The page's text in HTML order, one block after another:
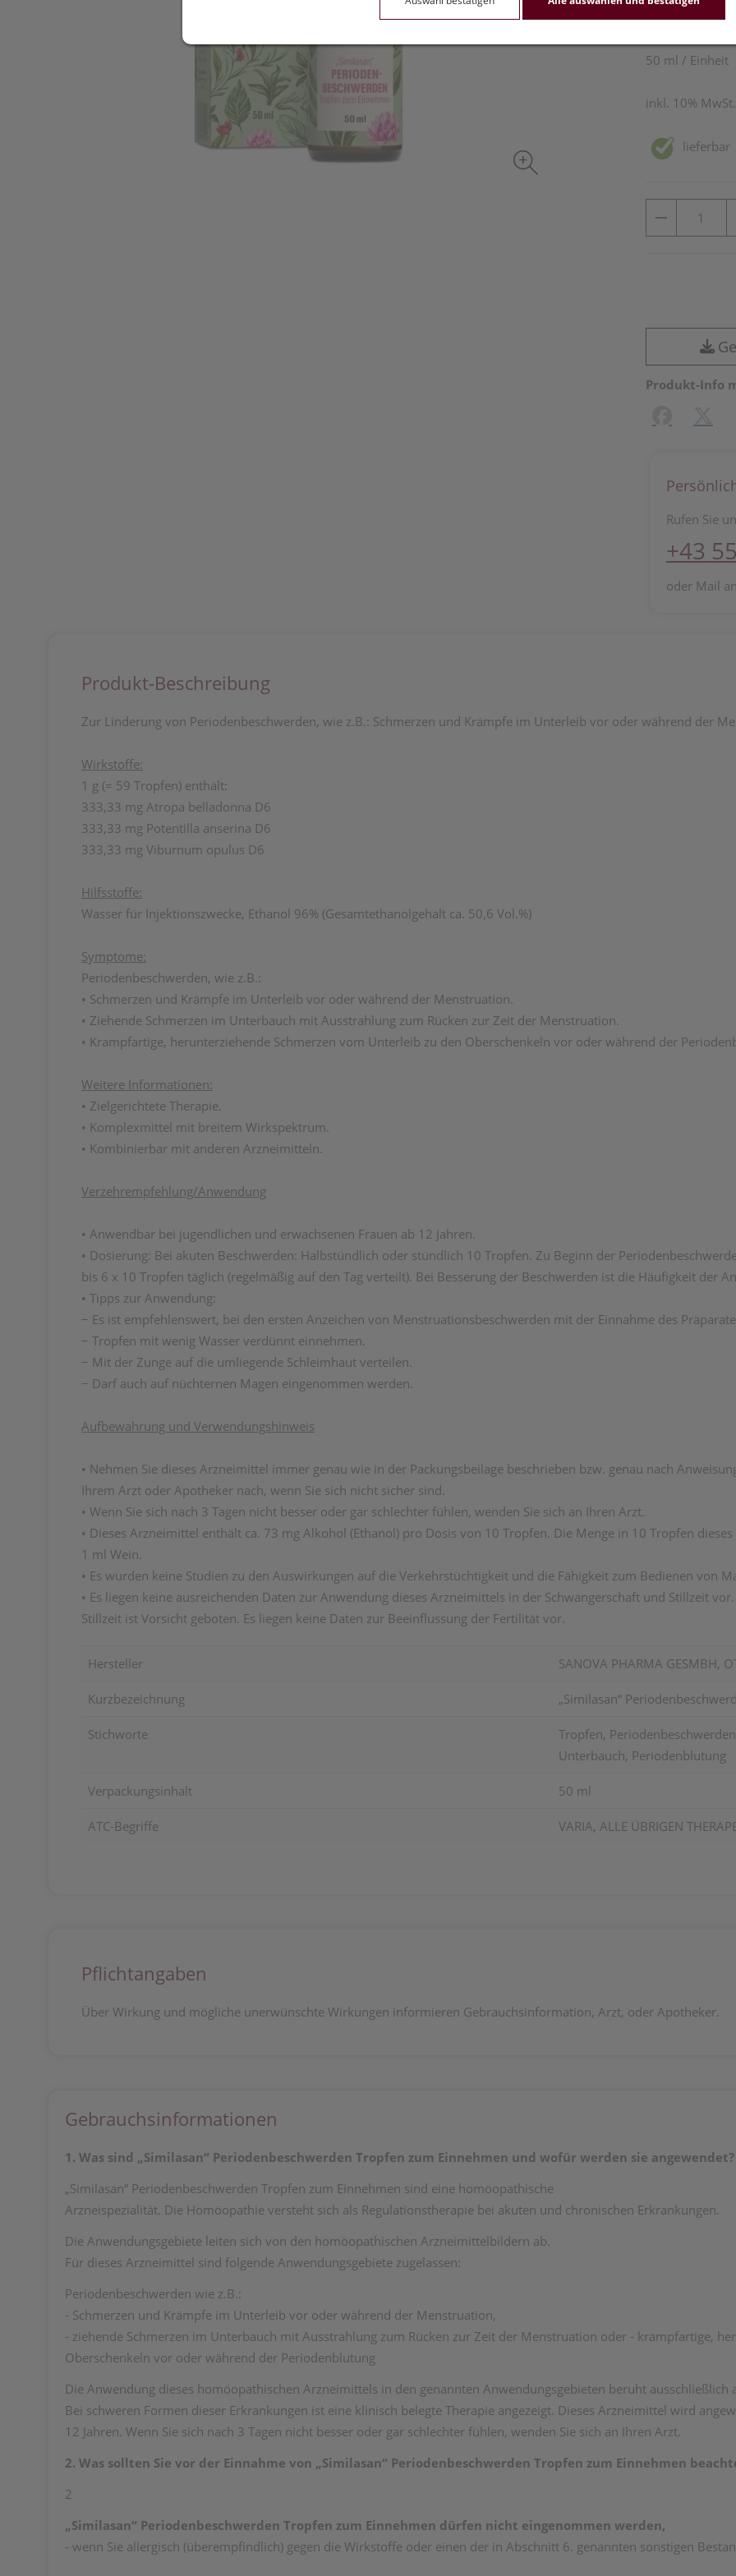
19,90
50 ml / Einheit
inkl. 10% MwSt.
lieferbar
Produkt-Info
Rufen Sie
+43
oder Mail
Produkt-Beschreibung
Zur Linderung von Periodenbeschwerden, wie z.B.: Schmerzen und Krämpfe im Unterleib vor oder während der
Wirkstoffe:
1 g (= 59 Tropfen) enthält:
333,33 mg Atropa belladonna D6
333,33 mg Potentilla anserina D6
333,33 mg Viburnum opulus D6
Hilfsstoffe:
Wasser für Injektionszwecke, Ethanol 96% (Gesamtethanolgehalt ca. 50,6 Vol.%)
Symptome:
Periodenbeschwerden, wie z.B.:
• Schmerzen und Krämpfe im Unterleib vor oder während der Menstruation.
• Ziehende Schmerzen im Unterbauch mit Ausstrahlung zum Rücken zur Zeit der Menstruation.
• Krampfartige, herunterziehende Schmerzen vom Unterleib zu den Oberschenkeln vor oder während der
Weitere Informationen:
• Zielgerichtete Therapie.
• Komplexmittel mit breitem Wirkspektrum.
• Kombinierbar mit anderen Arzneimitteln.
Verzehrempfehlung/Anwendung
• Anwendbar bei jugendlichen und erwachsenen Frauen ab 12 Jahren.
• Dosierung: Bei akuten Beschwerden: Halbstündlich oder stündlich 10 Tropfen. Zu Beginn der
bis 6 x 10 Tropfen täglich (regelmäßig auf den Tag verteilt). Bei Besserung der Beschwerden ist die Häufigkeit der
• Tipps zur Anwendung:
− Es ist empfehlenswert, bei den ersten Anzeichen von Menstruationsbeschwerden mit der Einnahme des
− Tropfen mit wenig Wasser verdünnt einnehmen.
− Mit der Zunge auf die umliegende Schleimhaut verteilen.
− Darf auch auf nüchternen Magen eingenommen werden.
Aufbewahrung und Verwendungshinweis
• Nehmen Sie dieses Arzneimittel immer genau wie in der Packungsbeilage beschrieben bzw. genau nach
Ihrem Arzt oder Apotheker nach, wenn Sie sich nicht sicher sind.
• Wenn Sie sich nach 3 Tagen nicht besser oder gar schlechter fühlen, wenden Sie sich an Ihren Arzt.
• Dieses Arzneimittel enthält ca. 73 mg Alkohol (Ethanol) pro Dosis von 10 Tropfen. Die Menge in 10 Tropfen
1 ml Wein.
• Es wurden keine Studien zu den Auswirkungen auf die Verkehrstüchtigkeit und die Fähigkeit zum Bedienen von
• Es liegen keine ausreichenden Daten zur Anwendung dieses Arzneimittels in der Schwangerschaft und Stillzeit
Stillzeit ist Vorsicht geboten. Es liegen keine Daten zur Beeinflussung der Fertilität vor.
Hersteller SANOVA PHARMA GESMBH,
Kurzbezeichnung „Similasan“
Stichworte
Tropfen,
Unterbauch, Periodenblutung
Verpackungsinhalt 50 ml
ATC-Begriffe VARIA, ALLE ÜBRIGEN
Pflichtangaben
Über Wirkung und mögliche unerwünschte Wirkungen informieren Gebrauchsinformation, Arzt, oder Apotheker.
Gebrauchsinformationen
1. Was sind „Similasan“ Periodenbeschwerden Tropfen zum Einnehmen und wofür werden sie angewendet?
„Similasan“ Periodenbeschwerden Tropfen zum Einnehmen sind eine homöopathische
Arzneispezialität. Die Homöopathie versteht sich als Regulationstherapie bei akuten und chronischen Erkrankungen.
Die Anwendungsgebiete leiten sich von den homöopathischen Arzneimittelbildern ab.
Für dieses Arzneimittel sind folgende Anwendungsgebiete zugelassen:
Periodenbeschwerden wie z.B.:
- Schmerzen und Krämpfe im Unterleib vor oder während der Menstruation,
- ziehende Schmerzen im Unterbauch mit Ausstrahlung zum Rücken zur Zeit der Menstruation oder - krampfartige,
Oberschenkeln vor oder während der Periodenblutung
Die Anwendung dieses homöopathischen Arzneimittels in den genannten Anwendungsgebieten beruht
Bei schweren Formen dieser Erkrankungen ist eine klinisch belegte Therapie angezeigt. Dieses Arzneimittel wird
12 Jahren. Wenn Sie sich nach 3 Tagen nicht besser oder gar schlechter fühlen, wenden Sie sich an Ihren Arzt.
2. Was sollten Sie vor der Einnahme von „Similasan“ Periodenbeschwerden Tropfen zum Einnehmen
2
„Similasan“ Periodenbeschwerden Tropfen zum Einnehmen dürfen nicht eingenommen werden,
- wenn Sie allergisch (überempfindlich) gegen die Wirkstoffe oder einen der in Abschnitt 6. genannten sonstigen